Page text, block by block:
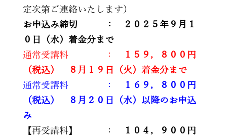
定次第ご連絡いたします）
お申込み締切 ： ２０２５年９月１
０日（水）着金分まで
通常受講料 ：
１５９，８００円
（税込） ８月１９日（火）着金分まで
通常受講料 ：
１６９，８００円
（税込） ８月２０日（水）以降のお申込
み
【再受講料】 ：
１０４，９００円